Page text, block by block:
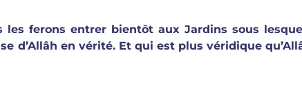
ferons entrer bientôt aux Jardins sous
d’Allâh en vérité. Et qui est plus véridique